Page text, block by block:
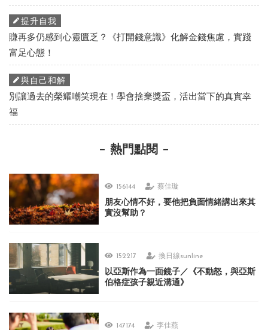
提升自我
賺再多仍感到心靈匱乏？《打開錢意識》化解金錢焦慮，實踐
富足心態！
與自己和解
別讓過去的榮耀嘲笑現在！學會捨棄獎盃，活出當下的真實幸
福
熱門點閱
156144 蔡佳璇
朋友心情不好，要他把負面情緒講出來其
實沒幫助？
152217 換日線sunline
以亞斯作為一面鏡子／《不動怒，與亞斯
伯格症孩子親近溝通》
147174 李佳燕